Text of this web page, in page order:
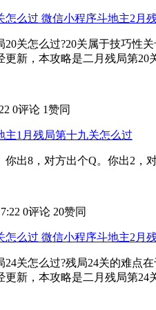
怎么过 微信小程序斗地主2月
怎么过?20关属于技巧性关
，本攻略是二月残局第20
0评论 1赞同
主1月残局第十九关怎么过
你出8，对方出个Q。你出2，
0评论 20赞同
怎么过 微信小程序斗地主2月
怎么过?残局24关的难点在
新，本攻略是二月残局第